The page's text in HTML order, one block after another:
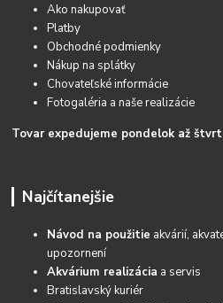
Ako nakupovať
Platby
Obchodné podmienky
Nákup na splátky
Chovateľské informácie
Fotogaléria a naše realizácie
Tovar expedujeme pondelok až
Najčítanejšie
Návod na použitie akvárií,
upozornení
Akvárium realizácia a servis
Bratislavský kuriér